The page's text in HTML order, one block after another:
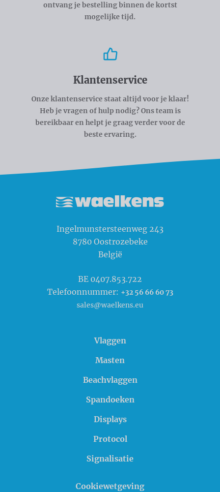
ontvang je bestelling binnen de kortst
mogelijke tijd.
Klantenservice
Onze klantenservice staat altijd voor je klaar!
Heb je vragen of hulp nodig? Ons team is
bereikbaar en helpt je graag verder voor de
beste ervaring.
Ingelmunstersteenweg 243
8780 Oostrozebeke
België
BE 0407.853.722
Telefoonnummer: +32 56 66 60 73
sales@waelkens.eu
Vlaggen
Masten
Beachvlaggen
Spandoeken
Displays
Protocol
Signalisatie
Cookiewetgeving